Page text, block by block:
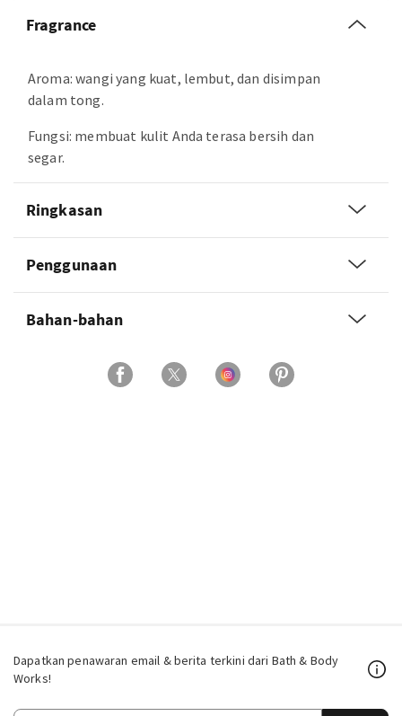
Fragrance
Aroma: wangi yang kuat, lembut, dan disimpan
dalam tong.
Fungsi: membuat kulit Anda terasa bersih dan
segar.
Ringkasan
Penggunaan
Bahan-bahan
Dapatkan penawaran email & berita terkini dari Bath & Body
Works!